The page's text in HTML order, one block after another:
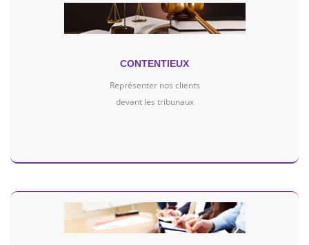
CONTENTIEUX
Représenter nos clients
devant les tribunaux